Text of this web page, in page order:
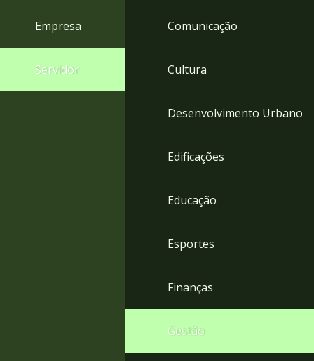
Empresa
Servidor
Comunicação
Cultura
Desenvolvimento Urbano
Edificações
Educação
Esportes
Finanças
Gestão